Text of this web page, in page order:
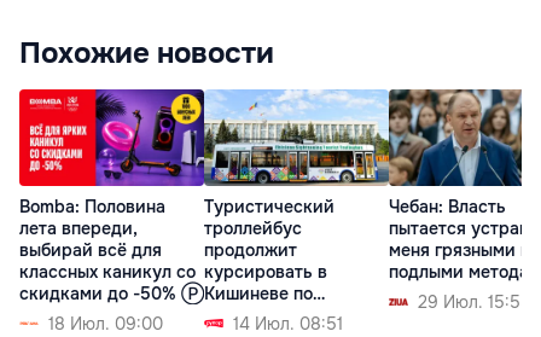
Похожие новости
Bomba: Половина
лета впереди,
выбирай всё для
классных каникул со
скидками до -50% Ⓟ
18 Июл. 09:00
Туристический
троллейбус
продолжит
курсировать в
Кишиневе по
выходным
14 Июл. 08:51
Чебан: Власть
пытается
меня грязными и
подлыми
29 Июл. 15:55